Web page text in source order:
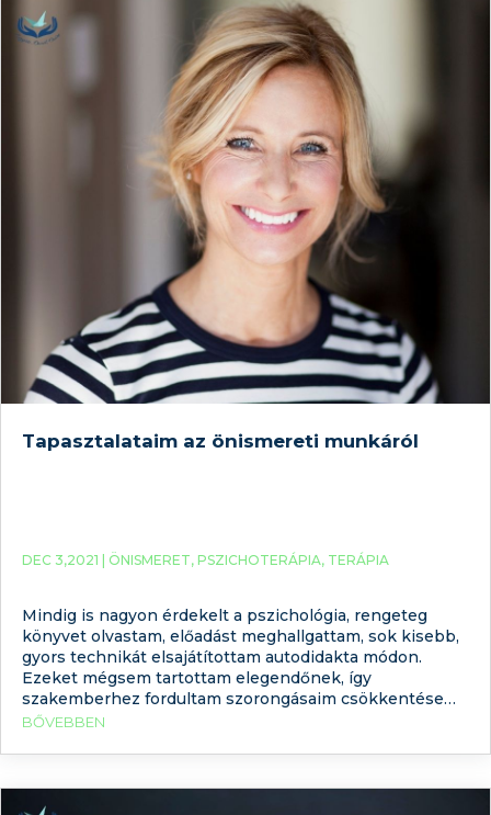
Tapasztalataim az önismereti munkáról
DEC 3,2021 | ÖNISMERET, PSZICHOTERÁPIA, TERÁPIA
Mindig is nagyon érdekelt a pszichológia, rengeteg
könyvet olvastam, előadást meghallgattam, sok kisebb,
gyors technikát elsajátítottam autodidakta módon.
Ezeket mégsem tartottam elegendőnek, így
szakemberhez fordultam szorongásaim csökkentése
érdekében. Már három éve járok önismereti terápiába
pszichológusához. Egy terapeutával való közös munka,
kiemelten fontos a két fél
BŐVEBBEN